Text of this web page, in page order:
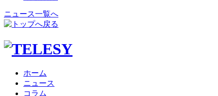
ニュース一覧へ
ホーム
ニュース
コラム